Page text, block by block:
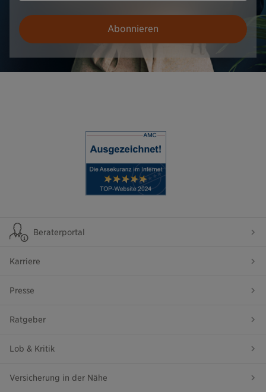
Abonnieren
Beraterportal
Karriere
Presse
Ratgeber
Lob & Kritik
Versicherung in der Nähe